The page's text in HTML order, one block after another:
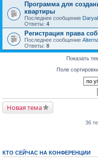
Программа для
квартиры
Последнее сообщение
Ответы: 4
Регистрация права
Последнее сообщение
Ответы: 8
Показать
Поле
Новая тема
36
КТО СЕЙЧАС НА КОНФЕРЕНЦИИ